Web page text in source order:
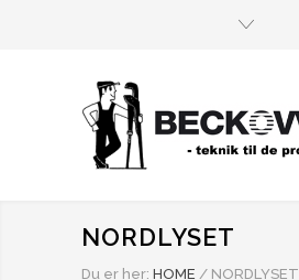
NORDLYSET
Du er her: HOME / NORDLYSET